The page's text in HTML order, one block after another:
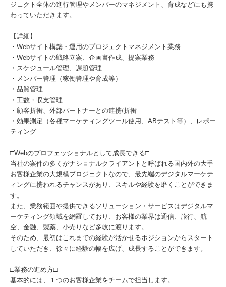
ジェクト全体の進行管理やメンバーのマネジメント、育成などにも携
わっていただきます。
【詳細】
・Webサイト構築・運用のプロジェクトマネジメント業務
・Webサイトの戦略立案、企画書作成、提案業務
・スケジュール管理、課題管理
・メンバー管理（稼働管理や育成等）
・品質管理
・工数・収支管理
・顧客折衝、外部パートナーとの連携/折衝
・効果測定（各種マーケティングツール使用、ABテスト等）、レポー
ティング
□Webのプロフェッショナルとして成長できる□
当社の案件の多くがナショナルクライアントと呼ばれる国内外の大手
お客様企業の大規模プロジェクトなので、最先端のデジタルマーケテ
ィングに携われるチャンスがあり、スキルや経験を磨くことができま
す。
また、業務範囲や提供できるソリューション・サービスはデジタルマ
ーケティング領域を網羅しており、お客様の業界は通信、旅行、航
空、金融、製薬、小売りなど多岐に渡ります。
そのため、最初はこれまでの経験が活かせるポジションからスタート
していただき、徐々に経験の幅を広げ、成長することができます。
□業務の進め方□
基本的には、１つのお客様企業をチームで担当します。